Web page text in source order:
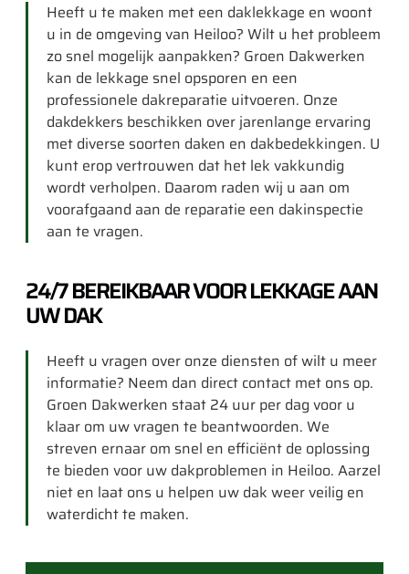
Heeft u te maken met een daklekkage en woont
u in de omgeving van Heiloo? Wilt u het probleem
zo snel mogelijk aanpakken? Groen Dakwerken
kan de lekkage snel opsporen en een
professionele dakreparatie uitvoeren. Onze
dakdekkers beschikken over jarenlange ervaring
met diverse soorten daken en dakbedekkingen. U
kunt erop vertrouwen dat het lek vakkundig
wordt verholpen. Daarom raden wij u aan om
voorafgaand aan de reparatie een dakinspectie
aan te vragen.
24/7 BEREIKBAAR VOOR LEKKAGE AAN
UW DAK
Heeft u vragen over onze diensten of wilt u meer
informatie? Neem dan direct contact met ons op.
Groen Dakwerken staat 24 uur per dag voor u
klaar om uw vragen te beantwoorden. We
streven ernaar om snel en efficiënt de oplossing
te bieden voor uw dakproblemen in Heiloo. Aarzel
niet en laat ons u helpen uw dak weer veilig en
waterdicht te maken.